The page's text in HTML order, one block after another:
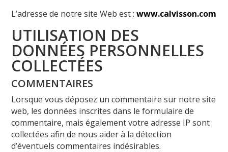
L’adresse de notre site Web est :www.calvisson.com
UTILISATION DES
DONNÉES PERSONNELLES
COLLECTÉES
COMMENTAIRES
Lorsque vous déposez un commentaire sur notre site
web, les données inscrites dans le formulaire de
commentaire, mais également votre adresse IP sont
collectées afin de nous aider à la détection
d’éventuels commentaires indésirables.